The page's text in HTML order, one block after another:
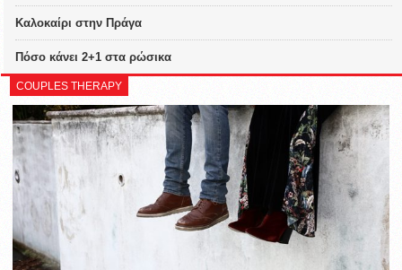
Καλοκαίρι στην Πράγα
Πόσο κάνει 2+1 στα ρώσικα
COUPLES THERAPY